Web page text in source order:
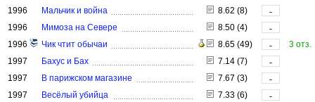
1996
Мальчик и война 8.62 (8)
-
1996
Мимоза на Севере 8.50 (4)
-
1996
Чик чтит обычаи 8.65 (49) -
3 отз.
1997
Бахус и Бах 7.14 (7)
-
1997
В парижском магазине 7.67 (3)
-
1997
Весёлый убийца 7.33 (6)
-